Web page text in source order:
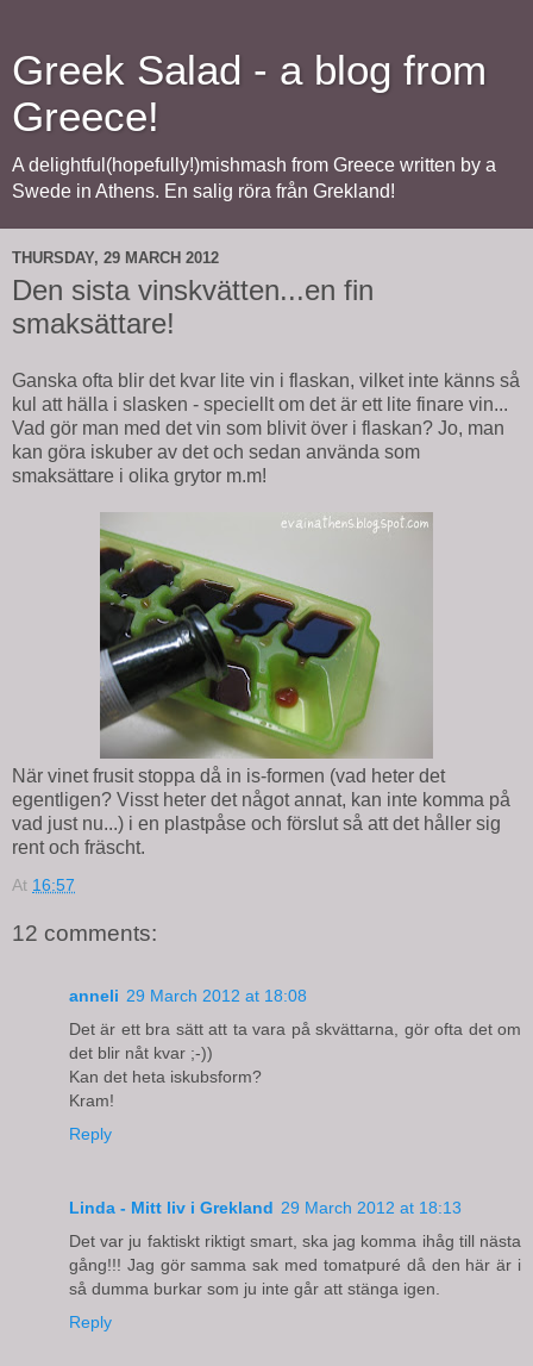
Greek Salad - a blog from
Greece!
A delightful(hopefully!)mishmash from Greece written by a
Swede in Athens. En salig röra från Grekland!
THURSDAY, 29 MARCH 2012
Den sista vinskvätten...en fin
smaksättare!
Ganska ofta blir det kvar lite vin i flaskan, vilket inte känns så
kul att hälla i slasken - speciellt om det är ett lite finare vin...
Vad gör man med det vin som blivit över i flaskan? Jo, man
kan göra iskuber av det och sedan använda som
smaksättare i olika grytor m.m!
När vinet frusit stoppa då in is-formen (vad heter det
egentligen? Visst heter det något annat, kan inte komma på
vad just nu...) i en plastpåse och förslut så att det håller sig
rent och fräscht.
At 16:57
12 comments:
anneli 29 March 2012 at 18:08
Det är ett bra sätt att ta vara på skvättarna, gör ofta det om
det blir nåt kvar ;-))
Kan det heta iskubsform?
Kram!
Reply
Linda - Mitt liv i Grekland 29 March 2012 at 18:13
Det var ju faktiskt riktigt smart, ska jag komma ihåg till nästa
gång!!! Jag gör samma sak med tomatpuré då den här är i
så dumma burkar som ju inte går att stänga igen.
Reply